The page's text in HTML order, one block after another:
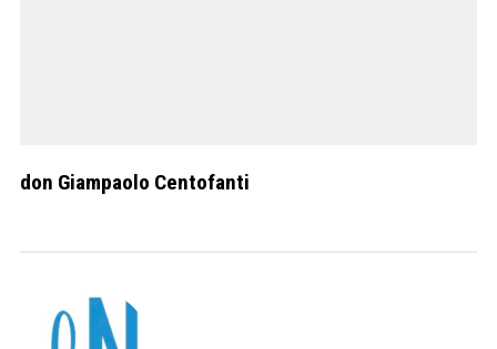
don Giampaolo Centofanti